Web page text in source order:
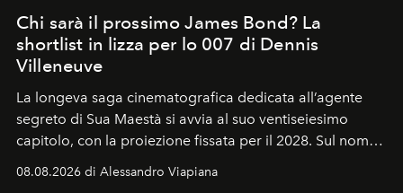
Chi sarà il prossimo James Bond? La
shortlist in lizza per lo 007 di Dennis
Villeneuve
La longeva saga cinematografica dedicata all’agente
segreto di Sua Maestà si avvia al suo ventiseiesimo
capitolo, con la proiezione fissata per il 2028. Sul nome
dell’attore chiamato a raccogliere l’eredità di Daniel
Craig, però, regna ancora il più assoluto riserbo.
08.08.2026 di Alessandro Viapiana